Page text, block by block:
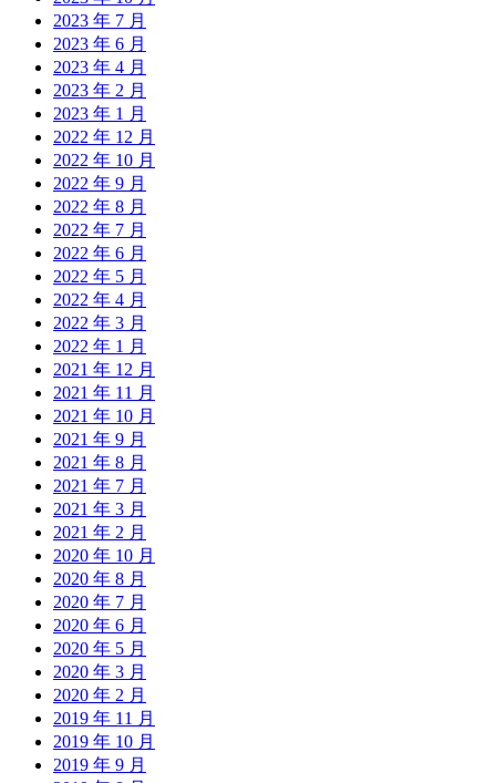
2023 年 7 月
2023 年 6 月
2023 年 4 月
2023 年 2 月
2023 年 1 月
2022 年 12 月
2022 年 10 月
2022 年 9 月
2022 年 8 月
2022 年 7 月
2022 年 6 月
2022 年 5 月
2022 年 4 月
2022 年 3 月
2022 年 1 月
2021 年 12 月
2021 年 11 月
2021 年 10 月
2021 年 9 月
2021 年 8 月
2021 年 7 月
2021 年 3 月
2021 年 2 月
2020 年 10 月
2020 年 8 月
2020 年 7 月
2020 年 6 月
2020 年 5 月
2020 年 3 月
2020 年 2 月
2019 年 11 月
2019 年 10 月
2019 年 9 月